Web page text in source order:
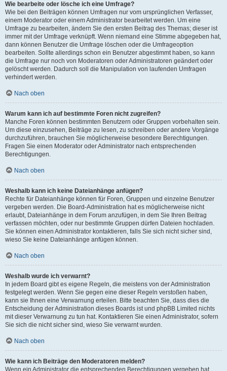
Wie bearbeite oder lösche ich eine Umfrage?
Wie bei den Beiträgen können Umfragen nur vom ursprünglichen Verfasser,
einem Moderator oder einem Administrator bearbeitet werden. Um eine
Umfrage zu bearbeiten, ändern Sie den ersten Beitrag des Themas; dieser ist
immer mit der Umfrage verknüpft. Wenn niemand eine Stimme abgegeben hat,
dann können Benutzer die Umfrage löschen oder die Umfrageoption
bearbeiten. Sollte allerdings schon ein Benutzer abgestimmt haben, so kann
die Umfrage nur noch von Moderatoren oder Administratoren geändert oder
gelöscht werden. Dadurch soll die Manipulation von laufenden Umfragen
verhindert werden.
Nach oben
Warum kann ich auf bestimmte Foren nicht zugreifen?
Manche Foren können bestimmten Benutzern oder Gruppen vorbehalten sein.
Um diese einzusehen, Beiträge zu lesen, zu schreiben oder andere Vorgänge
durchzuführen, brauchen Sie möglicherweise besondere Berechtigungen.
Fragen Sie einen Moderator oder Administrator nach entsprechenden
Berechtigungen.
Nach oben
Weshalb kann ich keine Dateianhänge anfügen?
Rechte für Dateianhänge können für Foren, Gruppen und einzelne Benutzer
vergeben werden. Die Board-Administration hat es möglicherweise nicht
erlaubt, Dateianhänge in dem Forum anzufügen, in dem Sie Ihren Beitrag
verfassen möchten, oder nur bestimmte Gruppen dürfen Dateien hochladen.
Sie können einen Administrator kontaktieren, falls Sie sich nicht sicher sind,
wieso Sie keine Dateianhänge anfügen können.
Nach oben
Weshalb wurde ich verwarnt?
In jedem Board gibt es eigene Regeln, die meistens von der Administration
festgelegt werden. Wenn Sie gegen eine dieser Regeln verstoßen haben,
kann sie Ihnen eine Verwarnung erteilen. Bitte beachten Sie, dass dies die
Entscheidung der Administration dieses Boards ist und phpBB Limited nichts
mit dieser Verwarnung zu tun hat. Kontaktieren Sie einen Administrator, sofern
Sie sich die nicht sicher sind, wieso Sie verwarnt wurden.
Nach oben
Wie kann ich Beiträge den Moderatoren melden?
Wenn ein Administrator die entsprechenden Berechtigungen vergeben hat,